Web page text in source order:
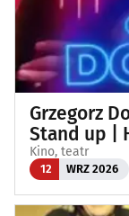
Grzegorz
Stand up |
Kino, teatr
12 WRZ 2026